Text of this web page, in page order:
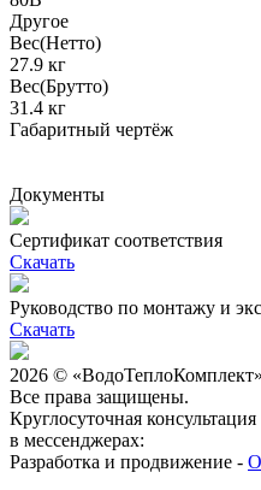
Другое
Вес(Нетто)
27.9 кг
Вес(Брутто)
31.4 кг
Габаритный чертёж
Документы
Сертификат соответствия
Скачать
Руководство по монтажу и
Скачать
2026 ©
Все права защищены.
Круглосуточная консультация
в мессенджерах:
Разработка и продвижение -